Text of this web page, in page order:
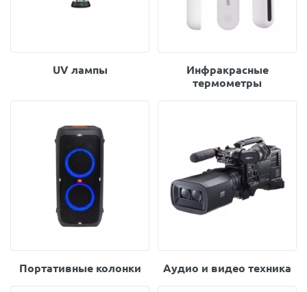
UV лампы
Инфракрасные
термометры
Портативные колонки Аудио и видео техника